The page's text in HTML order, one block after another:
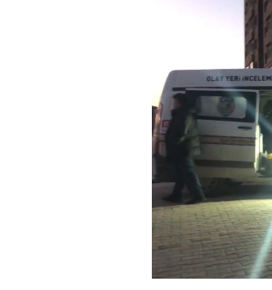
Sesi
Aç